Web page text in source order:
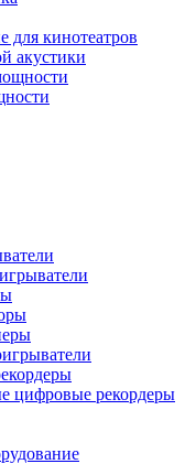
для кинотеатров
акустики
цифровые рекордеры